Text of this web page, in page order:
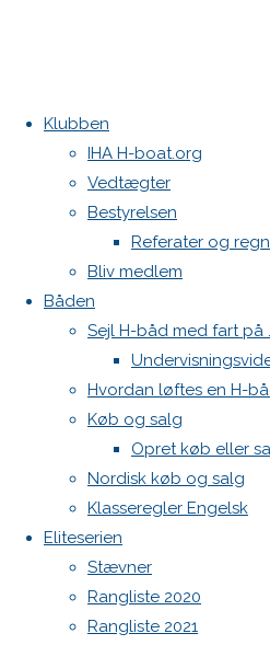
Klubben
IHA H-boat.org
Vedtægter
Bestyrelsen
Referater og
Bliv medlem
Båden
Sejl H-båd med fart på
Hvordan løftes en H-
Køb og salg
Opret køb eller
Nordisk køb og salg
Klasseregler Engelsk
Eliteserien
Stævner
Rangliste 2020
Rangliste 2021
Home
H-båden
baadA41
Skriv
et
svar
Kontakt
Danske H-
Klubben:
Hjemmeside:
Find os på
Seneste på H-
Sejl,
Høj Jensen fokke
Spilerstage/
North MH-6 fok
Botnia 1987 DEN
WordPress.org